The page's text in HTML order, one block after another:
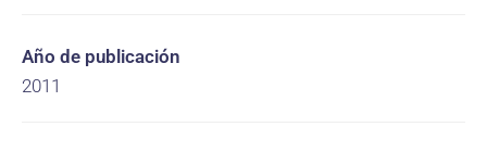
Año de publicación
2011